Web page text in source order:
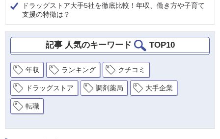
ドラッグストア大手5社を徹底比較！年収、働き方や子育て
支援の特徴は？
記事 人気のキーワード TOP10
年収 ランキング クチコミ
ドラッグストア 調剤薬局 大手企業
転職